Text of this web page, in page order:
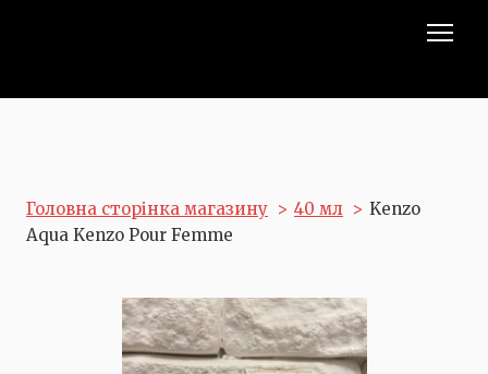
Головна сторінка магазину 40 мл
Kenzo
Aqua Kenzo Pour Femme